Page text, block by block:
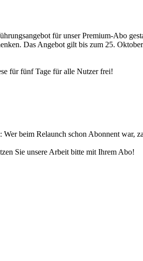
für unser Premium-Abo
Das Angebot gilt bis zum 25.
für fünf Tage für alle Nutzer frei!
beim Relaunch schon Abonnent war,
Sie unsere Arbeit bitte mit Ihrem Abo!